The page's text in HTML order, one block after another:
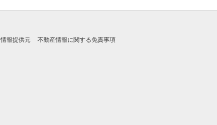
情報提供元 不動産情報に関する免責事項